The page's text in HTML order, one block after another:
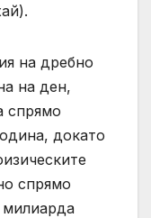
на дребно
на ден,
спрямо
докато
спрямо
милиарда